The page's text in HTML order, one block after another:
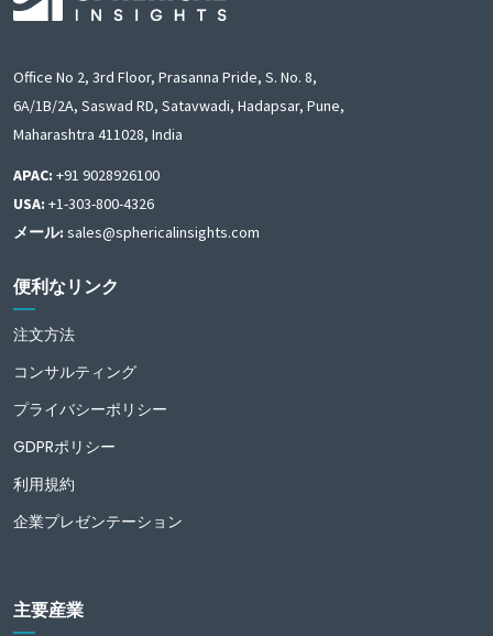
Office No 2, 3rd Floor, Prasanna Pride, S. No. 8,
6A/1B/2A, Saswad RD, Satavwadi, Hadapsar, Pune,
Maharashtra 411028, India
APAC: +91 9028926100
USA: +1-303-800-4326
メール: sales@sphericalinsights.com
便利なリンク
注文方法
コンサルティング
プライバシーポリシー
GDPRポリシー
利用規約
企業プレゼンテーション
主要産業